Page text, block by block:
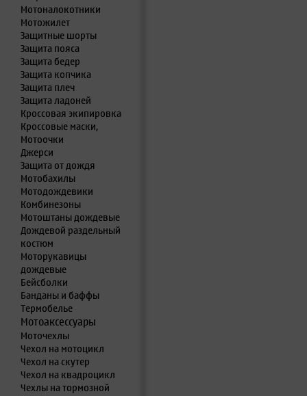
Мотоналокотники
Мотожилет
Защитные шорты
Защита пояса
Защита бедер
Защита копчика
Защита плеч
Защита ладоней
Кроссовая экипировка
Кроссовые маски,
Мотоочки
Джерси
Защита от дождя
Мотобахилы
Мотодождевики
Комбинезоны
Мотоштаны дождевые
Дождевой раздельный
костюм
Моторукавицы
дождевые
Бейсболки
Банданы и баффы
Термобелье
Мотоаксессуары
Моточехлы
Чехол на мотоцикл
Чехол на скутер
Чехол на квадроцикл
Чехлы на тормозной